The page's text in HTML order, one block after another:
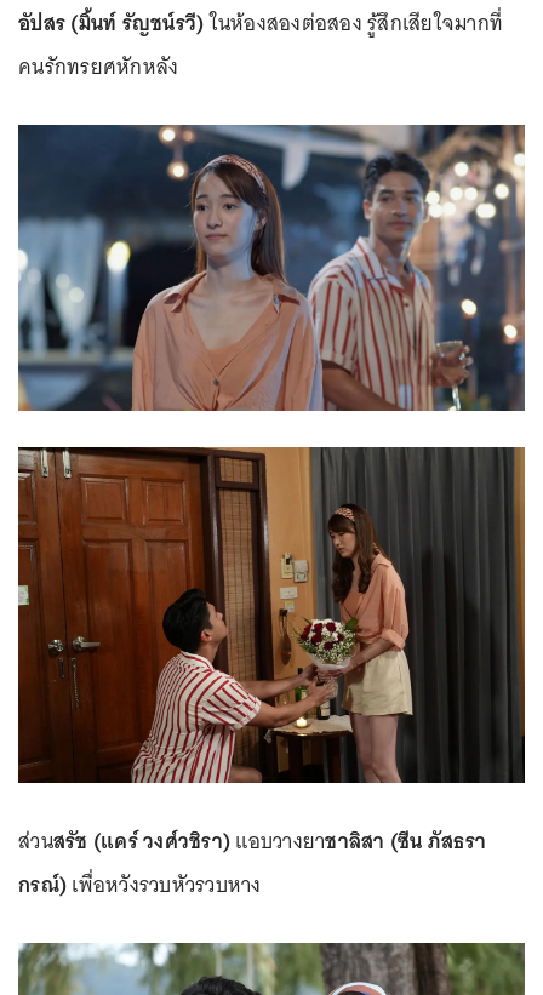
อัปสร (มิ้นท์ รัญชน์รวี)ในห้องสองต่อสอง รู้สึกเสียใจมากที่
คนรักทรยศหักหลัง
ส่วนสรัช (แคร์ วงศ์วชิรา)แอบวางยาชาลิสา (ซีน ภัสธรา
กรณ์)เพื่อหวังรวบหัวรวบหาง